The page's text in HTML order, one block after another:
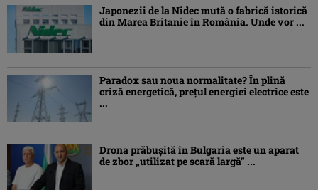
Japonezii de la Nidec mută o fabrică istorică
din Marea Britanie în România. Unde vor ...
Paradox sau noua normalitate? În plină
criză energetică, prețul energiei electrice este
...
Drona prăbuşită în Bulgaria este un aparat
de zbor „utilizat pe scară largă” ...